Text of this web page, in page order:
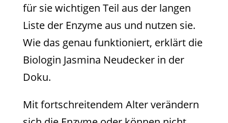
für sie wichtigen Teil aus der langen
Liste der Enzyme aus und nutzen sie.
Wie das genau funktioniert, erklärt die
Biologin Jasmina Neudecker in der
Doku.
Mit fortschreitendem Alter verändern